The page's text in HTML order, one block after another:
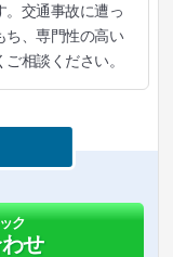
。交通事故に遭っ
ち、専門性の高い
相談ください。
ク
せ